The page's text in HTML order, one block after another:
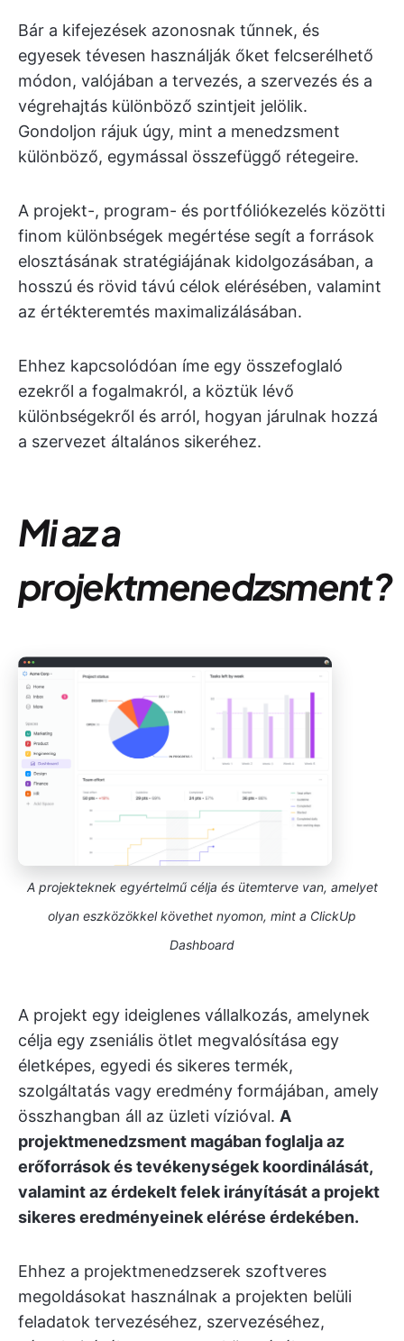
Bár a kifejezések azonosnak tűnnek, és
egyesek tévesen használják őket felcserélhető
módon, valójában a tervezés, a szervezés és a
végrehajtás különböző szintjeit jelölik.
Gondoljon rájuk úgy, mint a menedzsment
különböző, egymással összefüggő rétegeire.
A projekt-, program- és portfóliókezelés közötti
finom különbségek megértése segít a források
elosztásának stratégiájának kidolgozásában, a
hosszú és rövid távú célok elérésében, valamint
az értékteremtés maximalizálásában.
Ehhez kapcsolódóan íme egy összefoglaló
ezekről a fogalmakról, a köztük lévő
különbségekről és arról, hogyan járulnak hozzá
a szervezet általános sikeréhez.
Mi az a
projektmenedzsment?
A projekteknek egyértelmű célja és ütemterve van, amelyet
olyan eszközökkel követhet nyomon, mint a ClickUp
Dashboard
A projekt egy ideiglenes vállalkozás, amelynek
célja egy zseniális ötlet megvalósítása egy
életképes, egyedi és sikeres termék,
szolgáltatás vagy eredmény formájában, amely
összhangban áll az üzleti vízióval. A
projektmenedzsment magában foglalja az
erőforrások és tevékenységek koordinálását,
valamint az érdekelt felek irányítását a projekt
sikeres eredményeinek elérése érdekében.
Ehhez a projektmenedzserek szoftveres
megoldásokat használnak a projekten belüli
feladatok tervezéséhez, szervezéséhez,